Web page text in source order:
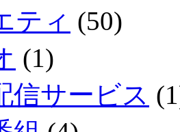
ティ (50)
(1)
信サービス